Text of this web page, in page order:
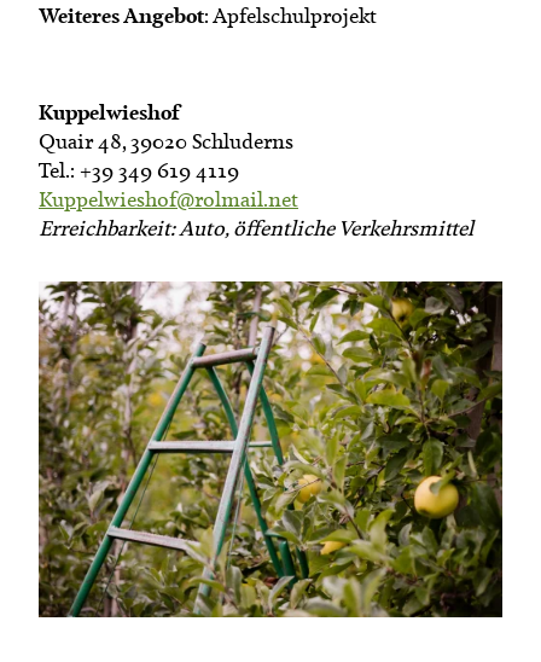
Weiteres Angebot: Apfelschulprojekt
Kuppelwieshof
Quair 48, 39020 Schluderns
Tel.: +39 349 619 4119
Kuppelwieshof@rolmail.net
Erreichbarkeit: Auto, öffentliche Verkehrsmittel